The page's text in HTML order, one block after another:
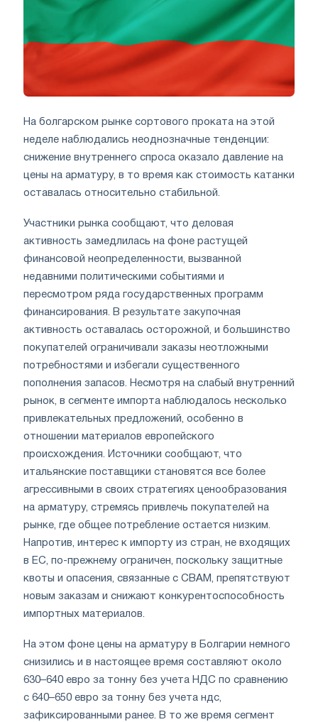
На болгарском рынке сортового проката на этой
неделе наблюдались неоднозначные тенденции:
снижение внутреннего спроса оказало давление на
цены на арматуру, в то время как стоимость катанки
оставалась относительно стабильной.
Участники рынка сообщают, что деловая
активность замедлилась на фоне растущей
финансовой неопределенности, вызванной
недавними политическими событиями и
пересмотром ряда государственных программ
финансирования. В результате закупочная
активность оставалась осторожной, и большинство
покупателей ограничивали заказы неотложными
потребностями и избегали существенного
пополнения запасов. Несмотря на слабый внутренний
рынок, в сегменте импорта наблюдалось несколько
привлекательных предложений, особенно в
отношении материалов европейского
происхождения. Источники сообщают, что
итальянские поставщики становятся все более
агрессивными в своих стратегиях ценообразования
на арматуру, стремясь привлечь покупателей на
рынке, где общее потребление остается низким.
Напротив, интерес к импорту из стран, не входящих
в ЕС, по-прежнему ограничен, поскольку защитные
квоты и опасения, связанные с CBAM, препятствуют
новым заказам и снижают конкурентоспособность
импортных материалов.
На этом фоне цены на арматуру в Болгарии немного
снизились и в настоящее время составляют около
630–640 евро за тонну без учета НДС по сравнению
с 640–650 евро за тонну без учета ндс,
зафиксированными ранее. В то же время сегмент